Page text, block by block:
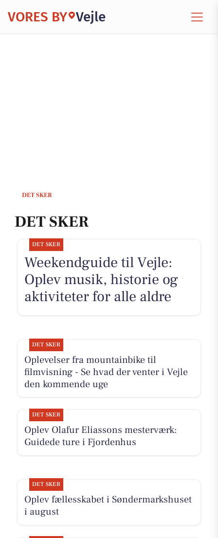
VORES BY Vejle
DET SKER
DET SKER
DET SKER
Weekendguide til Vejle:
Oplev musik, historie og
aktiviteter for alle aldre
DET SKER
Oplevelser fra mountainbike til
filmvisning - Se hvad der venter i Vejle
den kommende uge
DET SKER
Oplev Olafur Eliassons mesterværk:
Guidede ture i Fjordenhus
DET SKER
Oplev fællesskabet i Søndermarkshuset
i august